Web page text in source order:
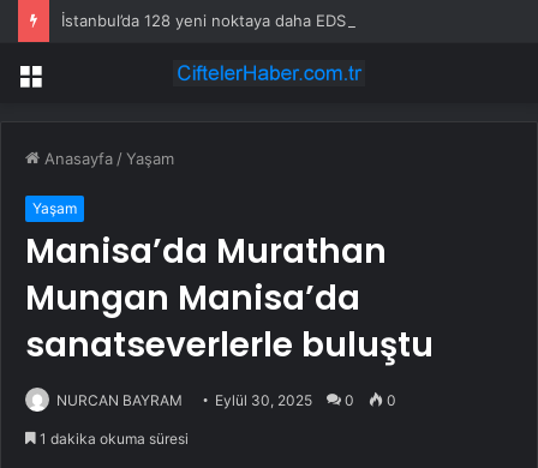
İstanbul’da 128 yeni noktaya daha EDS geliyor
Menü
Anasayfa /Yaşam
Yaşam
Manisa’da Murathan
Mungan Manisa’da
sanatseverlerle buluştu
NURCAN BAYRAM Eylül 30, 2025 0 0
1 dakika okuma süresi